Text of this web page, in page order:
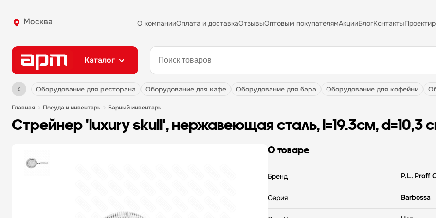
Москва О компанииОплата и доставкаОтзывыОптовым покупателямАкцииБлогКонтакты
Каталог
оборудование для ресторана оборудование для кафе оборудование для бара оборудование для кофейни
главная посуда и инвентарь барный инвентарь
стрейнер 'luxury skull', нержавеющая сталь, l=19.3см, d=10,3
О товаре
Бренд P.L. Proff
Серия Barbossa